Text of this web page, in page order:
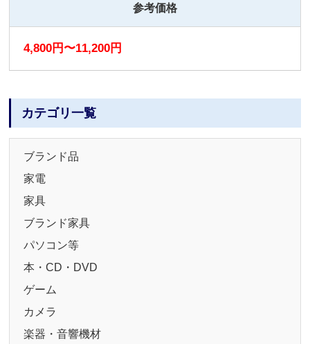
参考価格
4,800円〜11,200円
カテゴリ一覧
ブランド品
家電
家具
ブランド家具
パソコン等
本・CD・DVD
ゲーム
カメラ
楽器・音響機材